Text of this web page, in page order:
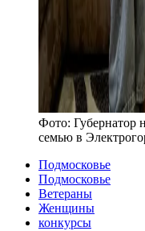
Фото: Губернатор
семью в
Подмосковье
Подмосковье
Ветераны
Женщины
конкурсы